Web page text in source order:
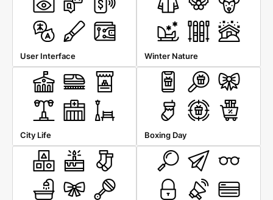
User Interface Winter Nature
City Life Boxing Day